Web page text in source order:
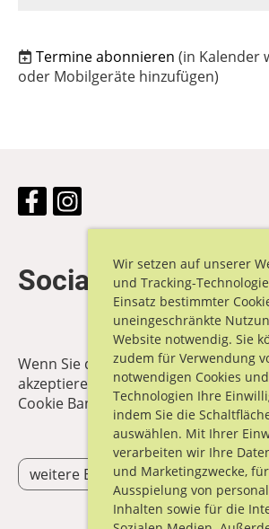
Wir setzen auf unserer
und Tracking-
Einsatz bestimmter
uneingeschränkte
Website notwendig. Sie
zudem für Verwendung
notwendigen Cookies
Technologien Ihre
indem Sie die
auswählen. Mit Ihrer
verarbeiten wir Ihre
und Marketingzwecke,
Ausspielung von
Inhalten sowie für die
Termine abonnieren (in Kalender
oder Mobilgeräte hinzufügen)
Social Media Wall
Wenn Sie die Socal Media Wall sehen
akzeptieren Sie bitte unten rechts
Cookie Banner.
weitere Einträge Social Media